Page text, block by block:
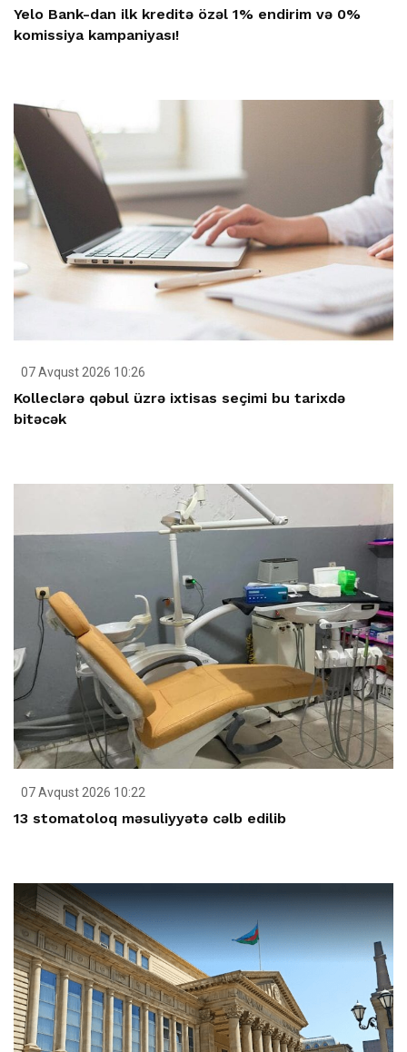
Yelo Bank-dan ilk kreditə özəl 1% endirim və 0%
komissiya kampaniyası!
07 Avqust 2026 10:26
Kolleclərə qəbul üzrə ixtisas seçimi bu tarixdə
bitəcək
07 Avqust 2026 10:22
13 stomatoloq məsuliyyətə cəlb edilib